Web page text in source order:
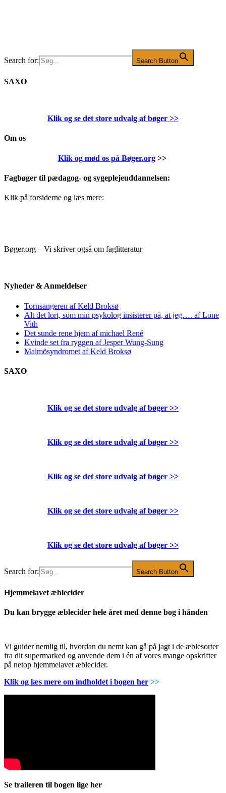
Search for: Search Button
SAXO
Klik og se det store udvalg af bøger >>
Om os
Klik og mød os på Bøger.org>>
Fagbøger til pædagog- og sygeplejeuddannelsen:
Klik på forsiderne og læs mere:
Bøger.org – Vi skriver også om faglitteratur
Nyheder & Anmeldelser
Tornsangeren af Keld Broksø
Alt det lort, som min psykolog insisterer på, at jeg…. af Lone
Vith
Det sunde rene hjem af michael René
Kvinde set fra ryggen af Jesper Wung-Sung
Malmösyndromet af Keld Broksø
SAXO
Klik og se det store udvalg af bøger >>
Klik og se det store udvalg af bøger >>
Klik og se det store udvalg af bøger >>
Klik og se det store udvalg af bøger >>
Klik og se det store udvalg af bøger >>
Search for: Search Button
Hjemmelavet æblecider
Du kan brygge æblecider hele året med denne bog i hånden
Vi guider nemlig til, hvordan du nemt kan gå på jagt i de æblesorter
fra dit supermarked og anvende dem i én af vores mange opskrifter
på netop hjemmelavet æblecider.
Klik og læs mere om indholdet i bogen her >>
Se traileren til bogen lige her